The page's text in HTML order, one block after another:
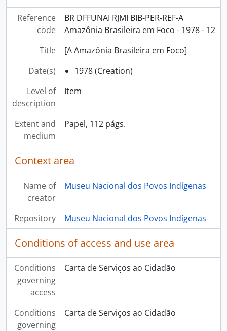
Reference
code
BR DFFUNAI RJMI BIB-PER-REF-A
Amazônia Brasileira em Foco - 1978 - 12
Title
[A Amazônia Brasileira em Foco]
Date(s)
1978 (Creation)
Level of
description
Item
Extent and
medium
Papel, 112 págs.
Context area
Name of
creator
Museu Nacional dos Povos Indígenas
Repository Museu Nacional dos Povos Indígenas
Conditions of access and use area
Conditions
governing
access
Carta de Serviços ao Cidadão
Conditions
governing
Carta de Serviços ao Cidadão